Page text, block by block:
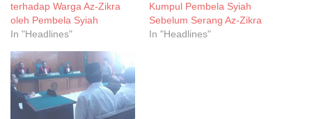
terhadap Warga Az-Zikra
oleh Pembela Syiah
In "Headlines"
Kumpul Pembela Syiah
Sebelum Serang Az-Zikra
In "Headlines"